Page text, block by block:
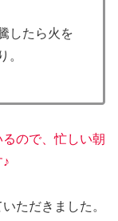
したら火を
。
ので、忙しい朝
ただきました。